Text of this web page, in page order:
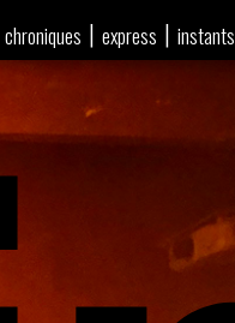
chroniques | express | instants